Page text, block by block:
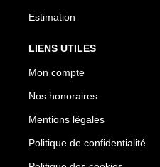
Estimation
LIENS UTILES
Mon compte
Nos honoraires
Mentions légales
Politique de confidentialité